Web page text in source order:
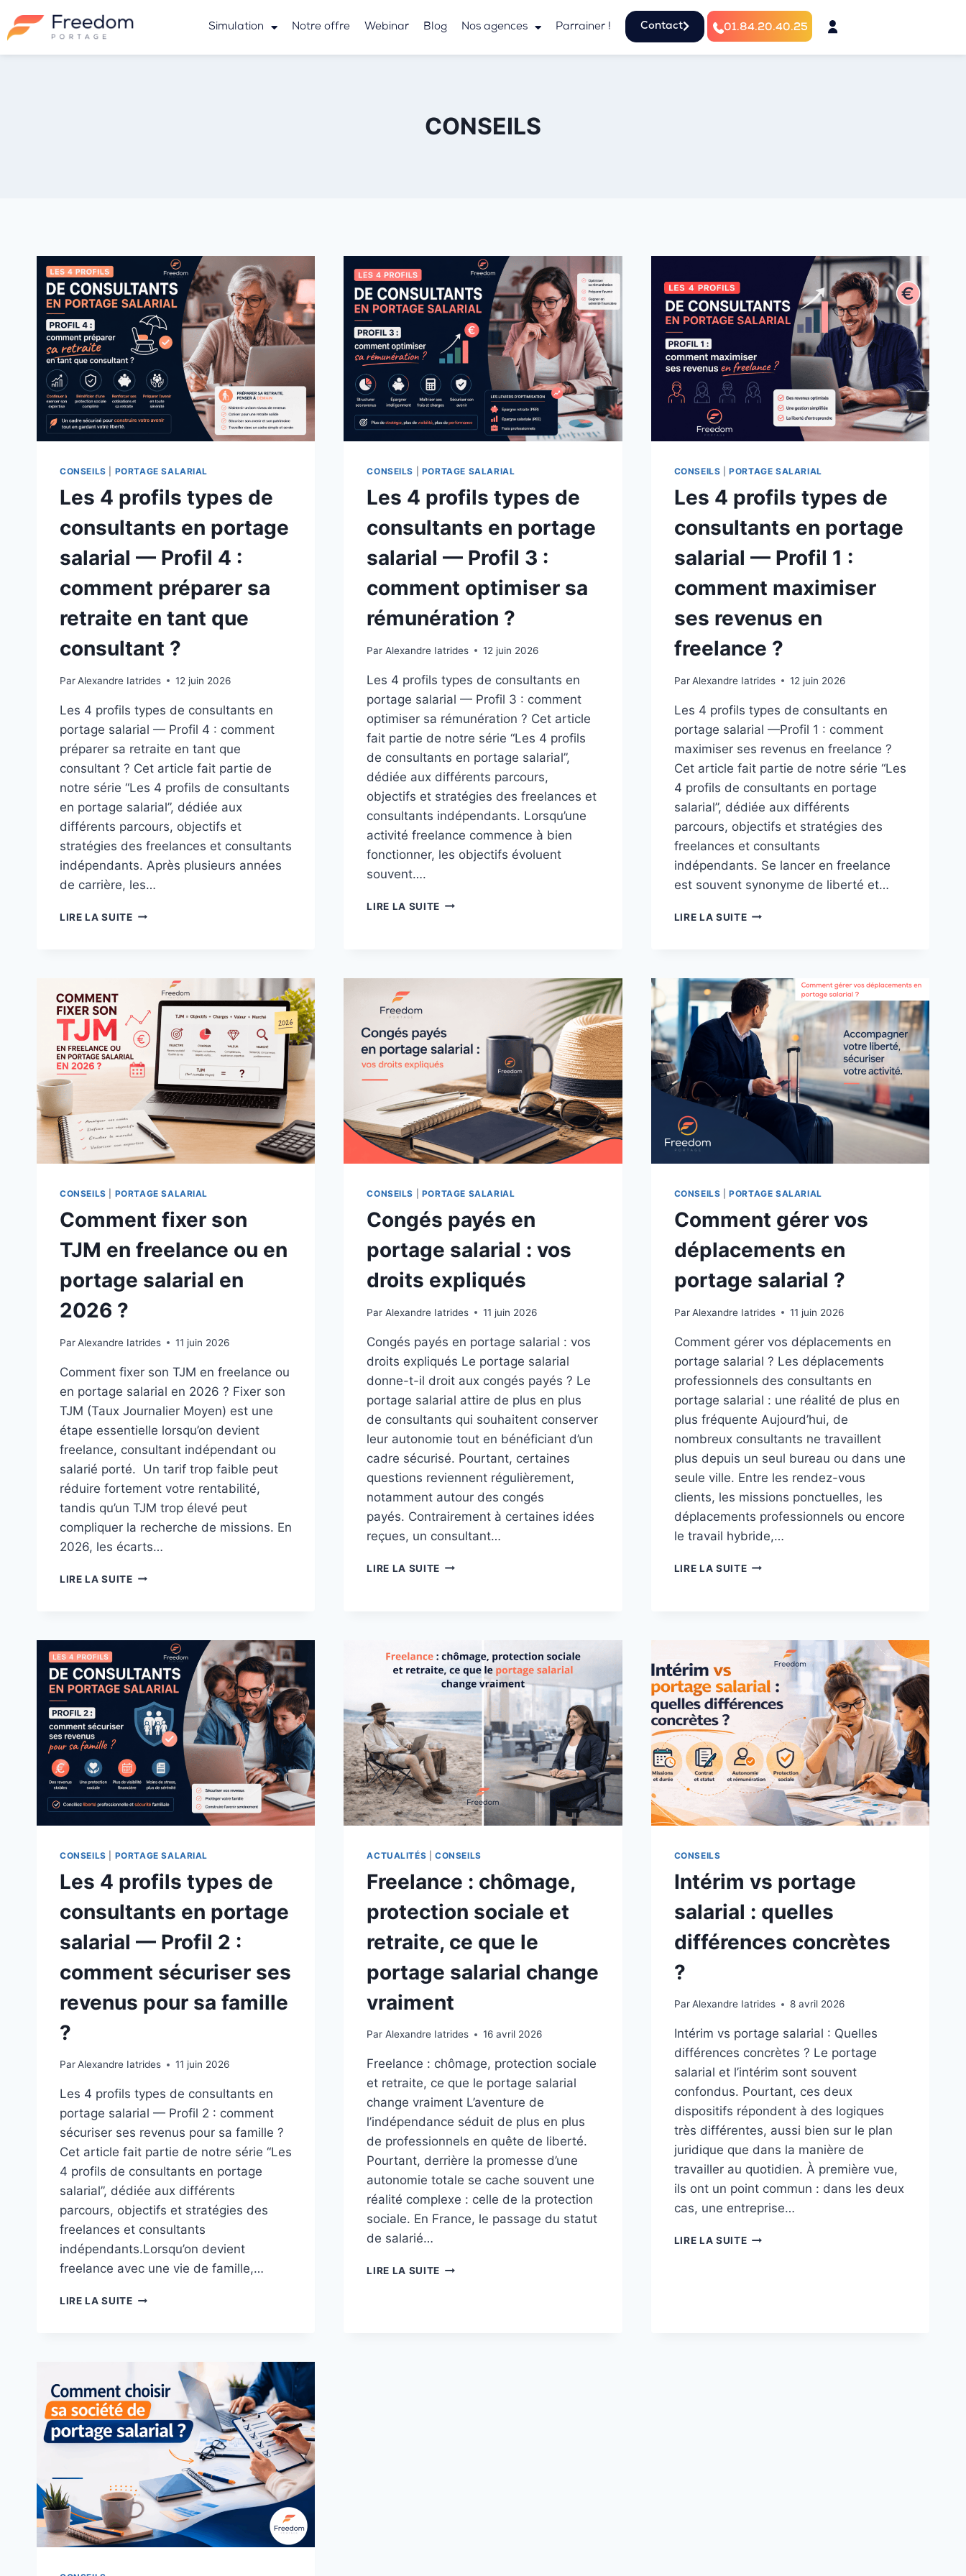
Simulation Notre offre Webinar Blog Nos agences Parrainer ! Contact 01.84.20.40.25
CONSEILS
CONSEILS PORTAGE SALARIAL
Les 4 profils types de
consultants en portage
salarial — Profil 4 :
comment préparer sa
retraite en tant que
consultant ?
ParAlexandre Iatrides 12 juin 2026
Les 4 profils types de consultants en
portage salarial — Profil 4 : comment
préparer sa retraite en tant que
consultant ? Cet article fait partie de
notre série “Les 4 profils de consultants
en portage salarial”, dédiée aux
différents parcours, objectifs et
stratégies des freelances et consultants
indépendants. Après plusieurs années
de carrière, les…
LIRE LA SUITE
CONSEILS PORTAGE SALARIAL
Les 4 profils types de
consultants en portage
salarial — Profil 3 :
comment optimiser sa
rémunération ?
Par Alexandre Iatrides 12 juin 2026
Les 4 profils types de consultants en
portage salarial — Profil 3 : comment
optimiser sa rémunération ? Cet article
fait partie de notre série “Les 4 profils
de consultants en portage salarial”,
dédiée aux différents parcours,
objectifs et stratégies des freelances et
consultants indépendants. Lorsqu’une
activité freelance commence à bien
fonctionner, les objectifs évoluent
souvent….
LIRE LA SUITE
CONSEILS |PORTAGE SALARIAL
Les 4 profils types de
consultants en portage
salarial — Profil 1 :
comment maximiser
ses revenus en
freelance ?
Par Alexandre Iatrides 12 juin 2026
Les 4 profils types de consultants en
portage salarial —Profil 1 : comment
maximiser ses revenus en freelance ?
Cet article fait partie de notre série “Les
4 profils de consultants en portage
salarial”, dédiée aux différents
parcours, objectifs et stratégies des
freelances et consultants
indépendants. Se lancer en freelance
est souvent synonyme de liberté et…
LIRE LA SUITE
CONSEILS PORTAGE SALARIAL
Comment fixer son
TJM en freelance ou en
portage salarial en
2026 ?
ParAlexandre Iatrides 11 juin 2026
Comment fixer son TJM en freelance ou
en portage salarial en 2026 ? Fixer son
TJM (Taux Journalier Moyen) est une
étape essentielle lorsqu’on devient
freelance, consultant indépendant ou
salarié porté. Un tarif trop faible peut
réduire fortement votre rentabilité,
tandis qu’un TJM trop élevé peut
compliquer la recherche de missions. En
2026, les écarts…
LIRE LA SUITE
CONSEILS PORTAGE SALARIAL
Congés payés en
portage salarial : vos
droits expliqués
Par Alexandre Iatrides 11 juin 2026
Congés payés en portage salarial : vos
droits expliqués Le portage salarial
donne-t-il droit aux congés payés ? Le
portage salarial attire de plus en plus
de consultants qui souhaitent conserver
leur autonomie tout en bénéficiant d’un
cadre sécurisé. Pourtant, certaines
questions reviennent régulièrement,
notamment autour des congés
payés. Contrairement à certaines idées
reçues, un consultant…
LIRE LA SUITE
CONSEILS |PORTAGE SALARIAL
Comment gérer vos
déplacements en
portage salarial ?
Par Alexandre Iatrides 11 juin 2026
Comment gérer vos déplacements en
portage salarial ? Les déplacements
professionnels des consultants en
portage salarial : une réalité de plus en
plus fréquente Aujourd’hui, de
nombreux consultants ne travaillent
plus depuis un seul bureau ou dans une
seule ville. Entre les rendez-vous
clients, les missions ponctuelles, les
déplacements professionnels ou encore
le travail hybride,…
LIRE LA SUITE
CONSEILS PORTAGE SALARIAL
Les 4 profils types de
consultants en portage
salarial — Profil 2 :
comment sécuriser ses
revenus pour sa famille
?
ParAlexandre Iatrides 11 juin 2026
Les 4 profils types de consultants en
portage salarial — Profil 2 : comment
sécuriser ses revenus pour sa famille ?
Cet article fait partie de notre série “Les
4 profils de consultants en portage
salarial”, dédiée aux différents
parcours, objectifs et stratégies des
freelances et consultants
indépendants.Lorsqu’on devient
freelance avec une vie de famille,…
LIRE LA SUITE
ACTUALITÉS |CONSEILS
Freelance : chômage,
protection sociale et
retraite, ce que le
portage salarial change
vraiment
Par Alexandre Iatrides 16 avril 2026
Freelance : chômage, protection sociale
et retraite, ce que le portage salarial
change vraiment L’aventure de
l’indépendance séduit de plus en plus
de professionnels en quête de liberté.
Pourtant, derrière la promesse d’une
autonomie totale se cache souvent une
réalité complexe : celle de la protection
sociale. En France, le passage du statut
de salarié…
LIRE LA SUITE
CONSEILS
Intérim vs portage
salarial : quelles
différences concrètes
?
Par Alexandre Iatrides 8 avril 2026
Intérim vs portage salarial : Quelles
différences concrètes ? Le portage
salarial et l’intérim sont souvent
confondus. Pourtant, ces deux
dispositifs répondent à des logiques
très différentes, aussi bien sur le plan
juridique que dans la manière de
travailler au quotidien. À première vue,
ils ont un point commun : dans les deux
cas, une entreprise…
LIRE LA SUITE